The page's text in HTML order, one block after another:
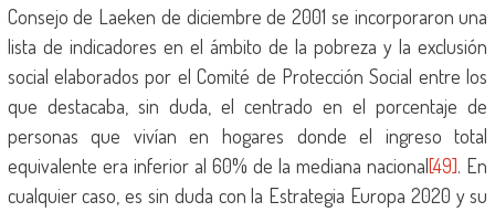
Consejo de Laeken de diciembre de 2001 se incorporaron una
lista de indicadores en el ámbito de la pobreza y la exclusión
social elaborados por el Comité de Protección Social entre los
que destacaba, sin duda, el centrado en el porcentaje de
personas que vivían en hogares donde el ingreso total
equivalente era inferior al 60% de la mediana nacional[49]. En
cualquier caso, es sin duda con la Estrategia Europa 2020 y su